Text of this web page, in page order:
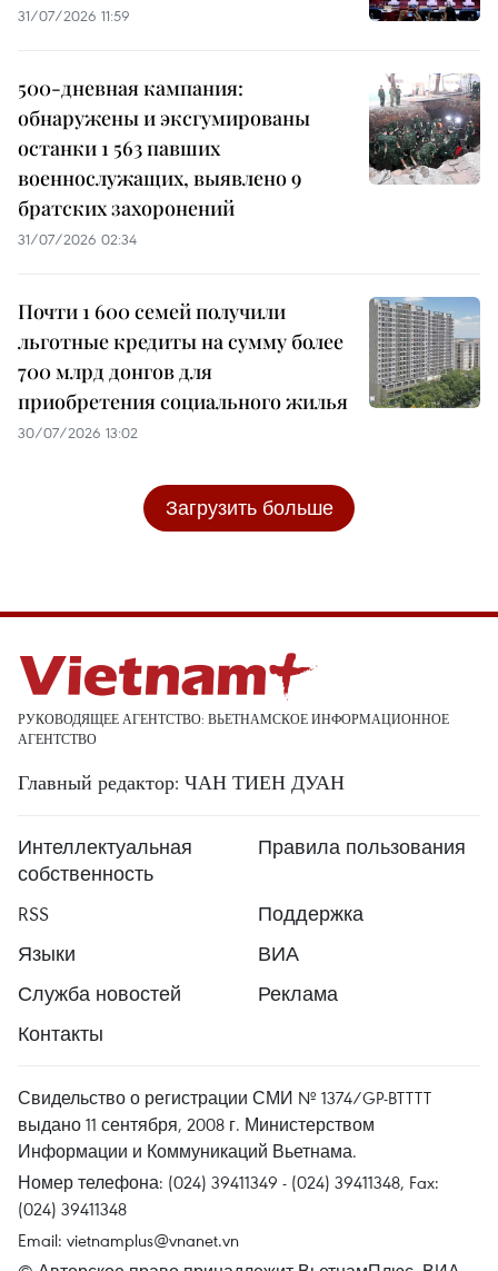
31/07/2026 11:59
500-дневная кампания:
обнаружены и эксгумированы
останки 1 563 павших
военнослужащих, выявлено 9
братских захоронений
31/07/2026 02:34
Почти 1 600 семей получили
льготные кредиты на сумму более
700 млрд донгов для
приобретения социального жилья
30/07/2026 13:02
Загрузить больше
РУКОВОДЯЩЕЕ АГЕНТСТВО: ВЬЕТНАМСКОЕ ИНФОРМАЦИОННОЕ
АГЕНТСТВО
Главный редактор: ЧАН ТИЕН ДУАН
Интеллектуальная
собственность
Правила пользования
RSS
Поддержка
Языки
ВИА
Служба новостей
Реклама
Контакты
Свидельство о регистрации СМИ № 1374/GP-BTTTT
выдано 11 сентября, 2008 г. Министерством
Информации и Коммуникаций Вьетнама.
Номер телефона: (024) 39411349 - (024) 39411348, Fax:
(024) 39411348
Email: vietnamplus@vnanet.vn